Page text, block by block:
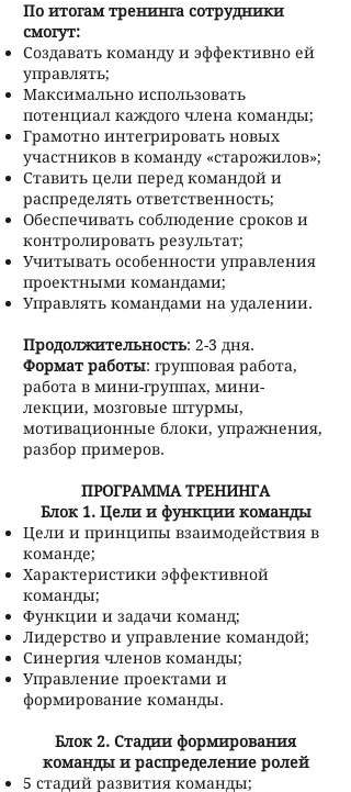
По итогам тренинга сотрудники
смогут:
Создавать команду и эффективно ей
управлять;
Максимально использовать
потенциал каждого члена команды;
Грамотно интегрировать новых
участников в команду «старожилов»;
Ставить цели перед командой и
распределять ответственность;
Обеспечивать соблюдение сроков и
контролировать результат;
Учитывать особенности управления
проектными командами;
Управлять командами на удалении.
Продолжительность: 2-3 дня.
Формат работы: групповая работа,
работа в мини-группах, мини-
лекции, мозговые штурмы,
мотивационные блоки, упражнения,
разбор примеров.
ПРОГРАММА ТРЕНИНГА
Блок 1. Цели и функции команды
Цели и принципы взаимодействия в
команде;
Характеристики эффективной
команды;
Функции и задачи команд;
Лидерство и управление командой;
Синергия членов команды;
Управление проектами и
формирование команды.
Блок 2. Стадии формирования
команды и распределение ролей
5 стадий развития команды;